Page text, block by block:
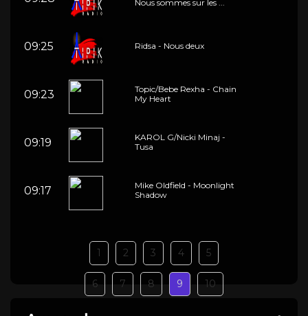
Nous sommes sur les ...
09:25 Ridsa - Nous deux
09:23
Topic/Bebe Rexha - Chain
My Heart
09:19
KAROL G/Nicki Minaj -
Tusa
09:17
Mike Oldfield - Moonlight
Shadow
1 2 3 4 5
6 7 8 9 10